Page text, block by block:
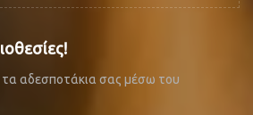
τα αδεσποτάκια σας μέσω του